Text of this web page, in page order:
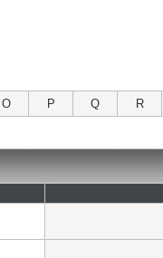
O P Q R